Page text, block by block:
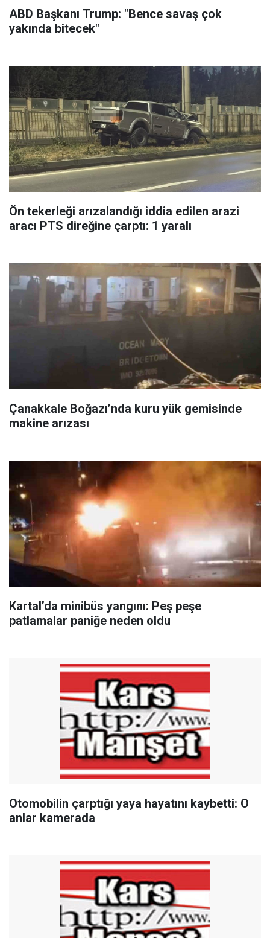
ABD Başkanı Trump: "Bence savaş çok
yakında bitecek"
Ön tekerleği arızalandığı iddia edilen arazi
aracı PTS direğine çarptı: 1 yaralı
Çanakkale Boğazı’nda kuru yük gemisinde
makine arızası
Kartal’da minibüs yangını: Peş peşe
patlamalar paniğe neden oldu
Otomobilin çarptığı yaya hayatını kaybetti: O
anlar kamerada